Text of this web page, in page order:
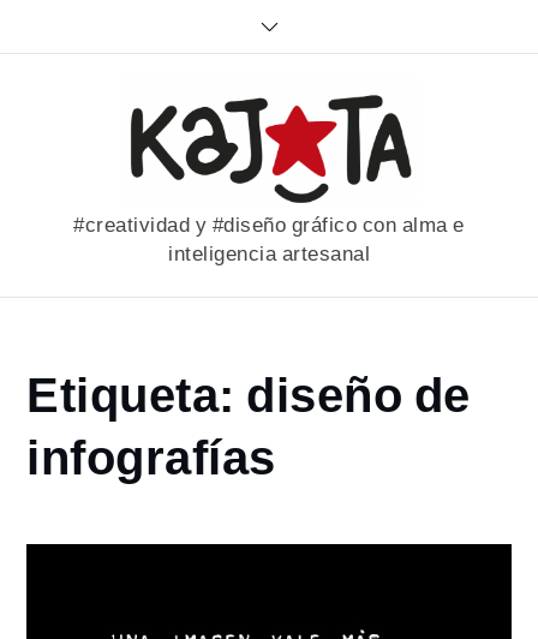
#creatividad y #diseño gráfico con alma e
inteligencia artesanal
Home
portfolio
diseño de
infografías
Etiqueta: diseño de
infografías